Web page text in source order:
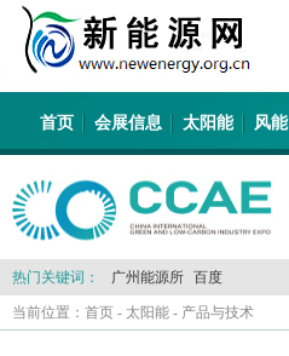
首页 会展信息 太阳能 风能
热门关键词： 广州能源所 百度
当前位置： 首页 - 太阳能 - 产品与技术